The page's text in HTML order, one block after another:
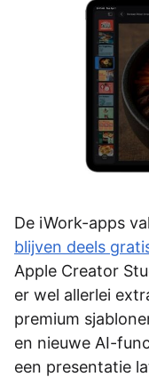
De iWork-apps
blijven deels
Apple Creator
er wel allerlei
premium
en nieuwe AI-
een presentatie